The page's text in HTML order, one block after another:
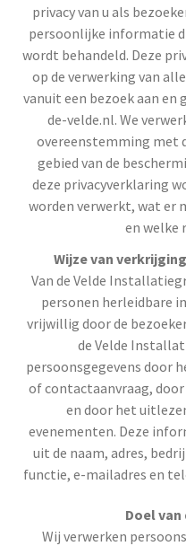
privacy van u als
persoonlijke informatie
wordt behandeld. Deze
op de verwerking van
vanuit een bezoek aan en
de-velde.nl. We
overeenstemming met
gebied van de
deze privacyverklaring
worden verwerkt, wat er
en welke
Wijze van
Van de Velde
personen herleidbare
vrijwillig door de
de Velde
persoonsgegevens door
of contactaanvraag,
en door het
evenementen. Deze
uit de naam, adres,
functie, e-mailadres en
Doel
Wij verwerken